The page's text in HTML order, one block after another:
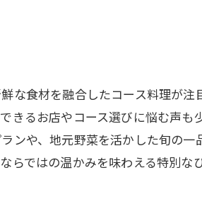
な食材を融合したコース料理が注
きるお店やコース選びに悩む声も
ンや、地元野菜を活かした旬の一
らではの温かみを味わえる特別な